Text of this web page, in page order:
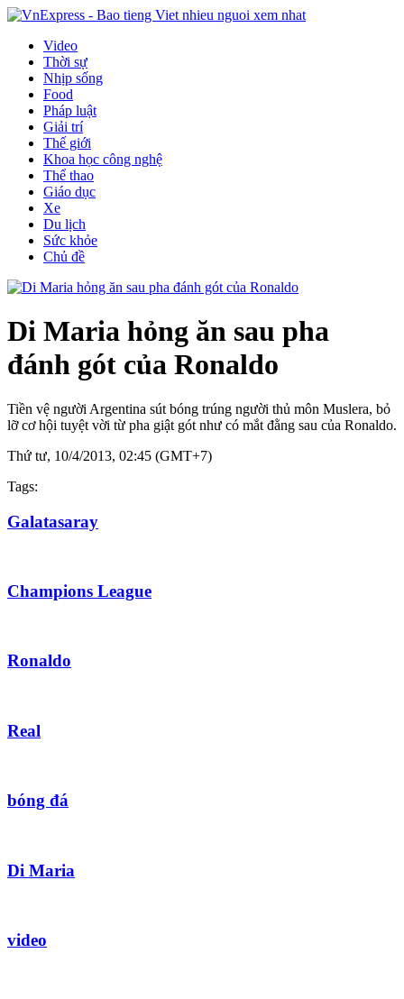
Video
Thời sự
Nhịp sống
Food
Pháp luật
Giải trí
Thế giới
Khoa học công nghệ
Thể thao
Giáo dục
Xe
Du lịch
Sức khỏe
Chủ đề
Di Maria hỏng ăn sau pha
đánh gót của Ronaldo
Tiền vệ người Argentina sút bóng trúng người thủ môn Muslera, bỏ
lỡ cơ hội tuyệt vời từ pha giật gót như có mắt đằng sau của Ronaldo.
Thứ tư, 10/4/2013, 02:45 (GMT+7)
Tags:
Galatasaray
Champions League
Ronaldo
Real
bóng đá
Di Maria
video